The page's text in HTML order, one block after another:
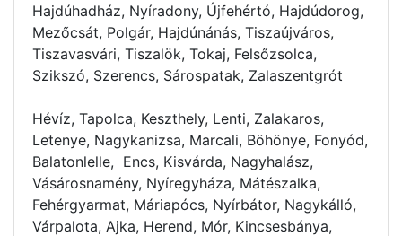
Hajdúhadház, Nyíradony, Újfehértó, Hajdúdorog,
Mezőcsát, Polgár, Hajdúnánás, Tiszaújváros,
Tiszavasvári, Tiszalök, Tokaj, Felsőzsolca,
Szikszó, Szerencs, Sárospatak, Zalaszentgrót
Hévíz, Tapolca, Keszthely, Lenti, Zalakaros,
Letenye, Nagykanizsa, Marcali, Böhönye, Fonyód,
Balatonlelle, Encs, Kisvárda, Nagyhalász,
Vásárosnamény, Nyíregyháza, Mátészalka,
Fehérgyarmat, Máriapócs, Nyírbátor, Nagykálló,
Várpalota, Ajka, Herend, Mór, Kincsesbánya,